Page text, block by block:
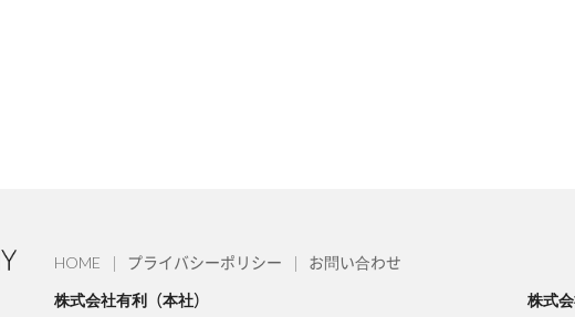
HOME プライバシーポリシー
お問い合わせ
株式会社有利（本社）
株式